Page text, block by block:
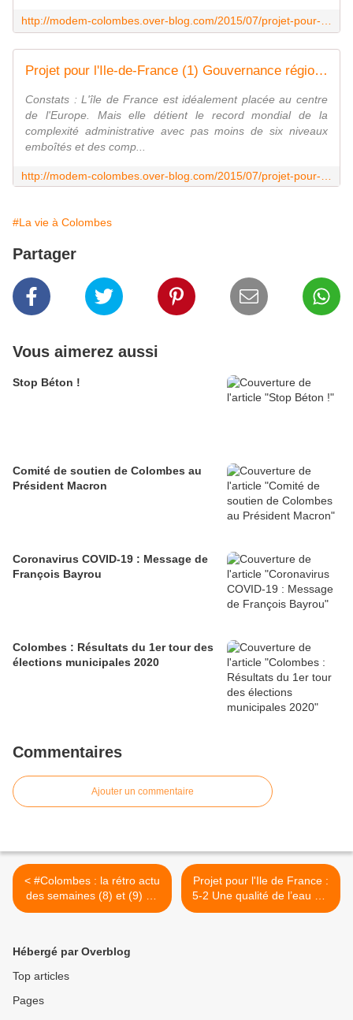
Projet pour l'Ile-de-France (1) Gouvernance régionale, Grand Paris et Métropole - Le Blog du MoDem de Colombes
Constats : L'île de France est idéalement placée au centre
de l'Europe. Mais elle détient le record mondial de la
complexité administrative avec pas moins de six niveaux
emboîtés et des comp...
#La vie à Colombes
Partager
Vous aimerez aussi
Stop Béton !
Comité de soutien de Colombes au
Président Macron
Coronavirus COVID-19 : Message de
François Bayrou
Colombes : Résultats du 1er tour des
élections municipales 2020
Commentaires
Ajouter un commentaire
< #Colombes : la rétro actu
des semaines (8) et (9) du
17 au 30 août
Projet pour l'Ile de France :
5-2 Une qualité de l’eau qui
se dégrade >
Hébergé par Overblog
Top articles
Pages